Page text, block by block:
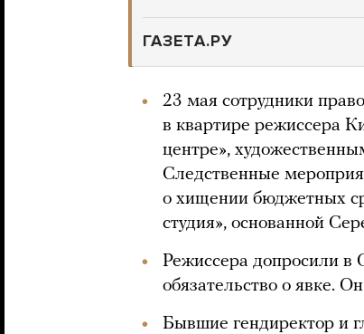
ГАЗЕТА.РУ
23 мая сотрудники
в квартире режиссера
центре»,
Следственные
о хищении бюджетных
студия», основанной
Режиссера допросили в
обязательство о явке.
Бывшие гендиректор и